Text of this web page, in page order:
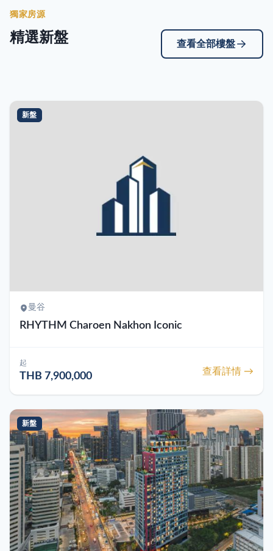
獨家房源
精選新盤 查看全部樓盤
新盤
曼谷
RHYTHM Charoen Nakhon Iconic
起
THB 7,900,000 查看詳情 →
新盤